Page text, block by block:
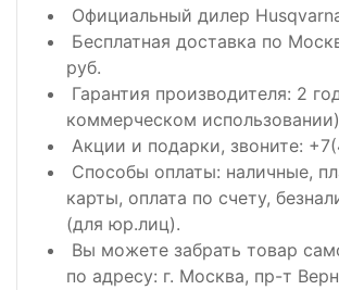
Официальный дилер
Бесплатная доставка по
руб.
Гарантия производителя: 2
коммерческом
Акции и подарки, звоните:
Способы оплаты: наличные,
карты, оплата по счету,
(для юр.лиц).
Вы можете забрать товар
по адресу: г. Москва, пр-т